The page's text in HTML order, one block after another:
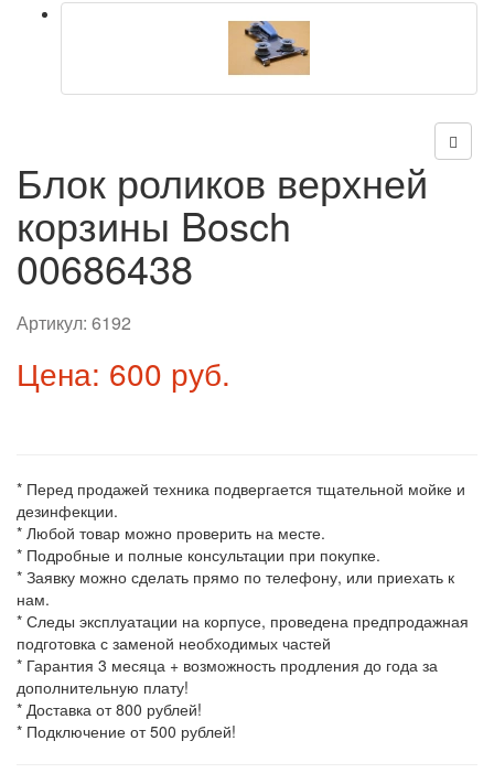
Блок роликов верхней
корзины Bosch
00686438
Артикул: 6192
Цена: 600 руб.
* Перед продажей техника подвергается тщательной мойке и
дезинфекции.
* Любой товар можно проверить на месте.
* Подробные и полные консультации при покупке.
* Заявку можно сделать прямо по телефону, или приехать к
нам.
* Следы эксплуатации на корпусе, проведена предпродажная
подготовка с заменой необходимых частей
* Гарантия 3 месяца + возможность продления до года за
дополнительную плату!
* Доставка от 800 рублей!
* Подключение от 500 рублей!